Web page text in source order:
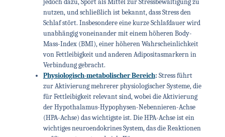
jedoch dazu, Sport als Mittel zur Stressbewältigung zu
nutzen, und schließlich ist bekannt, dass Stress den
Schlaf stört. Insbesondere eine kurze Schlafdauer wird
unabhängig voneinander mit einem höheren Body-
Mass-Index (BMI), einer höheren Wahrscheinlichkeit
von Fettleibigkeit und anderen Adipositasmarkern in
Verbindung gebracht.
Physiologisch-metabolischer Bereich: Stress führt
zur Aktivierung mehrerer physiologischer Systeme, die
für Fettleibigkeit relevant sind, wobei die Aktivierung
der Hypothalamus-Hypophysen-Nebennieren-Achse
(HPA-Achse) das wichtigste ist. Die HPA-Achse ist ein
wichtiges neuroendokrines System, das die Reaktionen